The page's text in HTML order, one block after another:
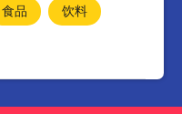
食品 饮料